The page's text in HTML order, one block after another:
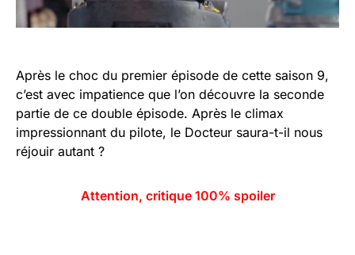
Après le choc du premier épisode de cette saison 9,
c’est avec impatience que l’on découvre la seconde
partie de ce double épisode. Après le climax
impressionnant du pilote, le Docteur saura-t-il nous
réjouir autant ?
Attention, critique 100% spoiler